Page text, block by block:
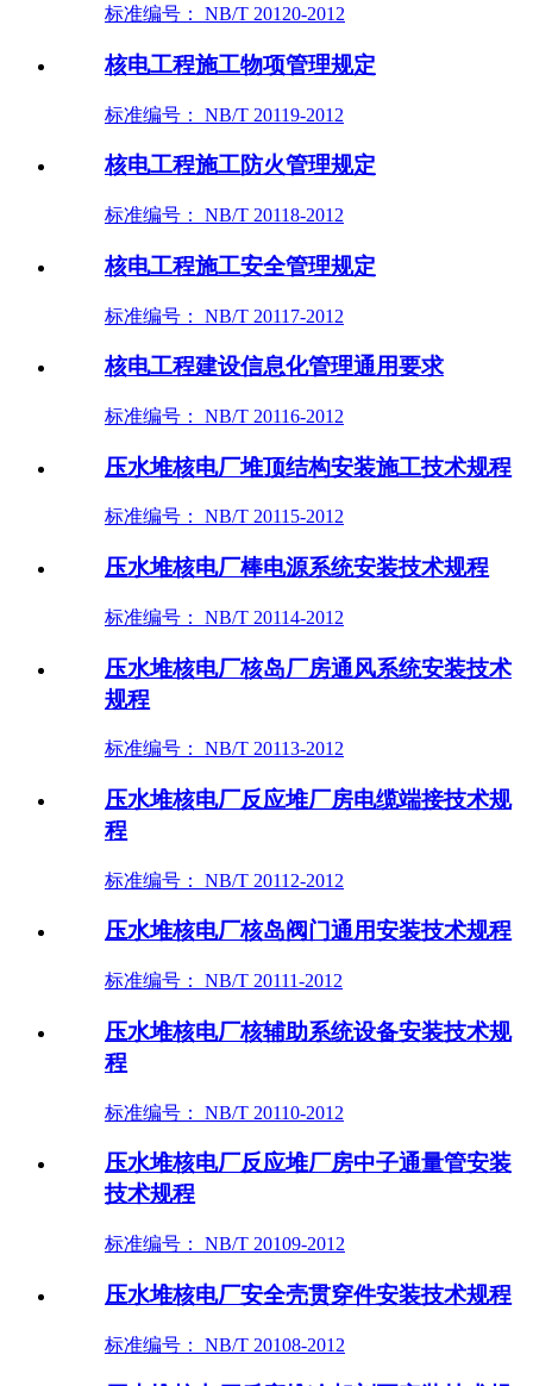
标准编号： NB/T 20120-2012
核电工程施工物项管理规定
标准编号： NB/T 20119-2012
核电工程施工防火管理规定
标准编号： NB/T 20118-2012
核电工程施工安全管理规定
标准编号： NB/T 20117-2012
核电工程建设信息化管理通用要求
标准编号： NB/T 20116-2012
压水堆核电厂堆顶结构安装施工技术规程
标准编号： NB/T 20115-2012
压水堆核电厂棒电源系统安装技术规程
标准编号： NB/T 20114-2012
压水堆核电厂核岛厂房通风系统安装技术
规程
标准编号： NB/T 20113-2012
压水堆核电厂反应堆厂房电缆端接技术规
程
标准编号： NB/T 20112-2012
压水堆核电厂核岛阀门通用安装技术规程
标准编号： NB/T 20111-2012
压水堆核电厂核辅助系统设备安装技术规
程
标准编号： NB/T 20110-2012
压水堆核电厂反应堆厂房中子通量管安装
技术规程
标准编号： NB/T 20109-2012
压水堆核电厂安全壳贯穿件安装技术规程
标准编号： NB/T 20108-2012